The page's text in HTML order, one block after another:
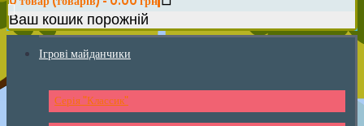
Ваш кошик порожній
Ігрові майданчики
Серія "Классик"